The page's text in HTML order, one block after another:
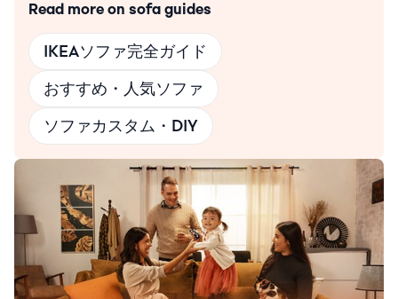
Read more on sofa guides
IKEAソファ完全ガイド
おすすめ・人気ソファ
ソファカスタム・DIY